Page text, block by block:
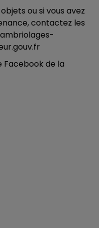
ou si vous avez
contactez les
Facebook de la